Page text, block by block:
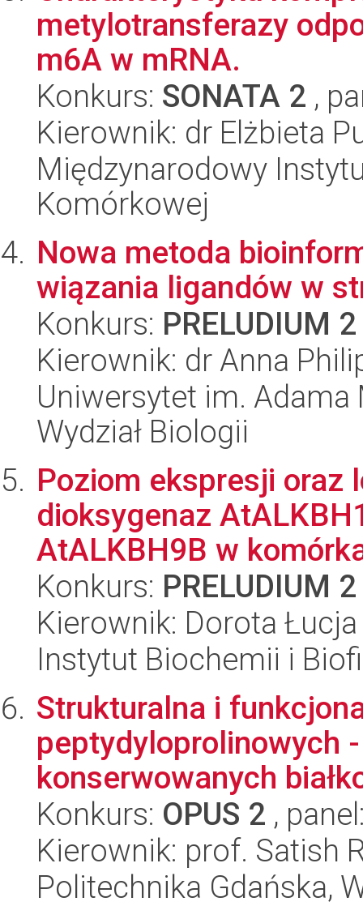
metylotransferazy
m6A w mRNA.
Konkurs: SONATA 2 ,
Kierownik: dr Elżbieta
Międzynarodowy
Komórkowej
Nowa metoda
wiązania ligandów w
Konkurs: PRELUDIUM 2
Kierownik: dr Anna
Uniwersytet im.
Wydział Biologii
Poziom ekspresji oraz
dioksygenaz
AtALKBH9B w
Konkurs: PRELUDIUM 2
Kierownik: Dorota
Instytut Biochemii i
Strukturalna i
peptydyloprolinowych
konserwowanych
Konkurs: OPUS 2 ,
Kierownik: prof. Satish
Politechnika Gdańska,